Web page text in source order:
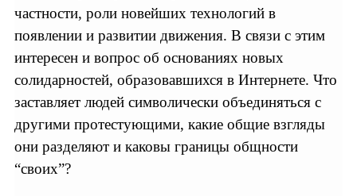
частности, роли новейших технологий в
появлении и развитии движения. В связи с этим
интересен и вопрос об основаниях новых
солидарностей, образовавшихся в Интернете. Что
заставляет людей символически объединяться с
другими протестующими, какие общие взгляды
они разделяют и каковы границы общности
“своих”?